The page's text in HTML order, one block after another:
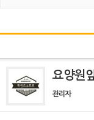
요양원
관리자